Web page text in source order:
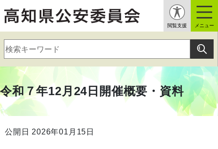
閲覧支援 メニュー
令和７年12月24日開催概要・資料
公開日 2026年01月15日